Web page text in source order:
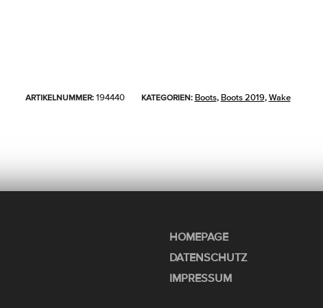
ARTIKELNUMMER: 194440 KATEGORIEN: Boots, Boots 2019, Wake
HOMEPAGE
DATENSCHUTZ
IMPRESSUM